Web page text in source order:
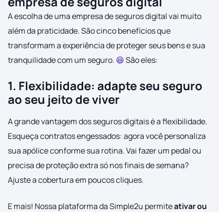
A escolha de uma empresa de seguros digital vai muito
além da praticidade. São cinco benefícios que
transformam a experiência de proteger seus bens e sua
tranquilidade com um seguro. 😆São eles:
1. Flexibilidade: adapte seu seguro
ao seu jeito de viver
A grande vantagem dos seguros digitais é a flexibilidade.
Esqueça contratos engessados: agora você personaliza
sua apólice conforme sua rotina. Vai fazer um pedal ou
precisa de proteção extra só nos finais de semana?
Ajuste a cobertura em poucos cliques.
E mais! Nossa plataforma da Simple2u permiteativar ou